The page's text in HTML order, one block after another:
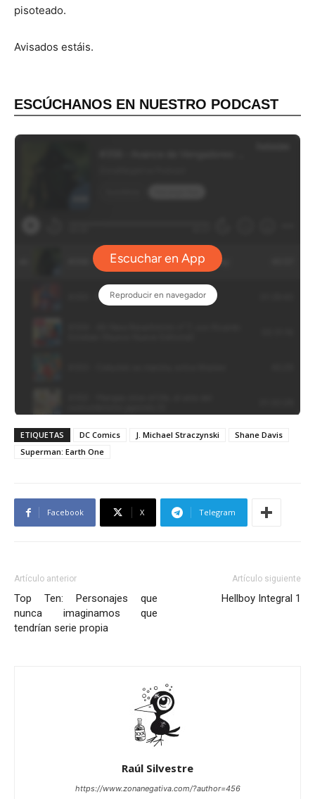
pisoteado.
Avisados estáis.
ESCÚCHANOS EN NUESTRO PODCAST
ETIQUETAS DC Comics J. Michael Straczynski
Shane Davis
Superman: Earth One
Facebook X Telegram
Artículo anterior
Top Ten: Personajes que
nunca imaginamos que
tendrían serie propia
Artículo siguiente
Hellboy Integral 1
Raúl Silvestre
https://www.zonanegativa.com/?author=456